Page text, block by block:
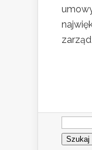
Szukaj: